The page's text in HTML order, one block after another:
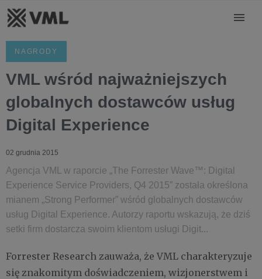
NAGRODY
VML wśród najważniejszych
globalnych dostawców usług
Digital Experience
02 grudnia 2015
Agencja VML w raporcie „The Forrester Wave™: Digital
Experience Service Providers, Q4 2015” została określona
mianem „Strong Performer” wśród globalnych dostawców
usług Digital Experience. Autorzy raportu wskazują, że dziś
setki firm dostarcza swoim klientom usługi Digit...
Forrester Research zauważa, że VML charakteryzuje
się znakomitym doświadczeniem, wizjonerstwem i